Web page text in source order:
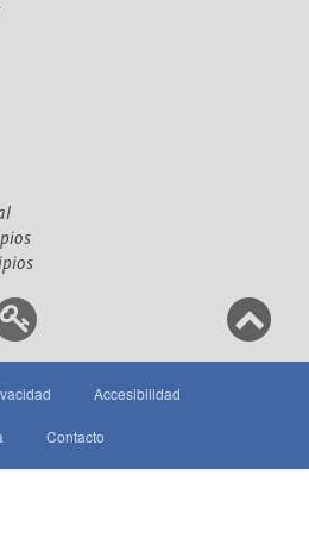
Accesibilidad
Contacto